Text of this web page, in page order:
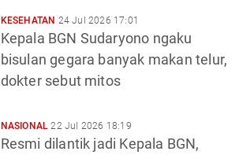
KESEHATAN 24 Jul 2026 17:01
Kepala BGN Sudaryono ngaku
bisulan gegara banyak makan telur,
dokter sebut mitos
NASIONAL 22 Jul 2026 18:19
Resmi dilantik jadi Kepala BGN,